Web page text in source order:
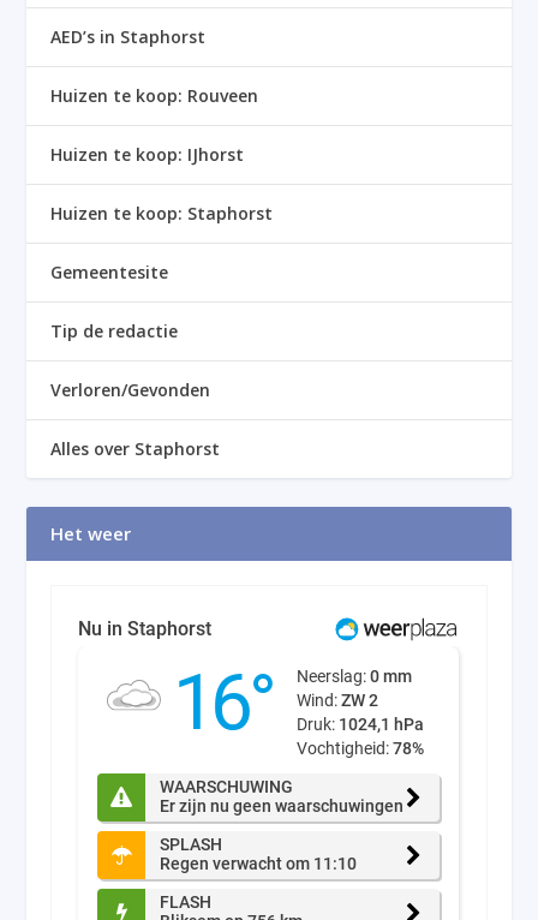
AED’s in Staphorst
Huizen te koop: Rouveen
Huizen te koop: IJhorst
Huizen te koop: Staphorst
Gemeentesite
Tip de redactie
Verloren/Gevonden
Alles over Staphorst
Het weer